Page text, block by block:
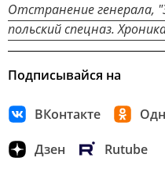
Отстранение генерала,
польский спецназ.
Подписывайся на
ВКонтакте
Дзен Rutube